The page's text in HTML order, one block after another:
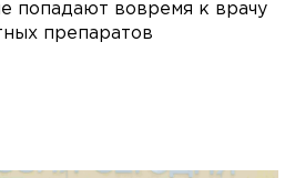
попадают вовремя к врачу
препаратов